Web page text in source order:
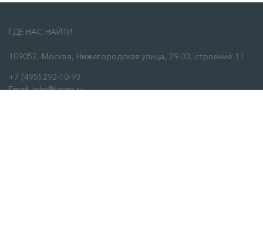
ГДЕ НАС НАЙТИ
109052, Москва, Нижегородская улица, 29-33, строение 11
+7 (495) 292-10-93
Email: info@fargo.ru